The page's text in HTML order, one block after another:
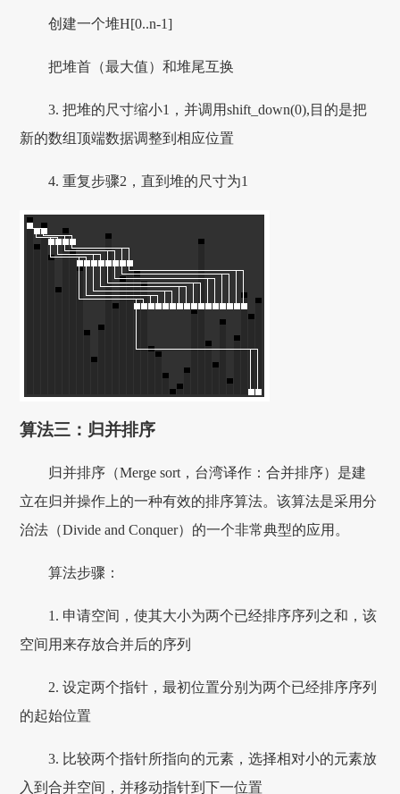
创建一个堆H[0..n-1]
把堆首（最大值）和堆尾互换
3. 把堆的尺寸缩小1，并调用shift_down(0),目的是把
新的数组顶端数据调整到相应位置
4. 重复步骤2，直到堆的尺寸为1
算法三：归并排序
归并排序（Merge sort，台湾译作：合并排序）是建
立在归并操作上的一种有效的排序算法。该算法是采用分
治法（Divide and Conquer）的一个非常典型的应用。
算法步骤：
1. 申请空间，使其大小为两个已经排序序列之和，该
空间用来存放合并后的序列
2. 设定两个指针，最初位置分别为两个已经排序序列
的起始位置
3. 比较两个指针所指向的元素，选择相对小的元素放
入到合并空间，并移动指针到下一位置